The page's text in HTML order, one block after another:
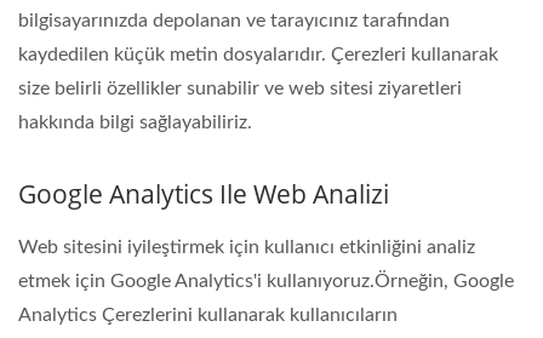
bilgisayarınızda depolanan ve tarayıcınız tarafından
kaydedilen küçük metin dosyalarıdır. Çerezleri kullanarak
size belirli özellikler sunabilir ve web sitesi ziyaretleri
hakkında bilgi sağlayabiliriz.
Google Analytics Ile Web Analizi
Web sitesini iyileştirmek için kullanıcı etkinliğini analiz
etmek için Google Analytics'i kullanıyoruz.Örneğin, Google
Analytics Çerezlerini kullanarak kullanıcıların